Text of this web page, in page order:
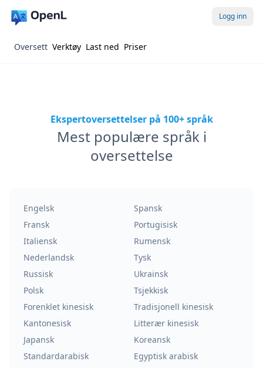
Logg inn
Oversett Verktøy Last ned Priser
Ekspertoversettelser på 100+ språk
Mest populære språk i
oversettelse
Engelsk
Spansk
Fransk
Portugisisk
Italiensk
Rumensk
Nederlandsk
Tysk
Russisk
Ukrainsk
Polsk
Tsjekkisk
Forenklet kinesisk
Tradisjonell kinesisk
Kantonesisk
Litterær kinesisk
Japansk
Koreansk
Standardarabisk
Egyptisk arabisk